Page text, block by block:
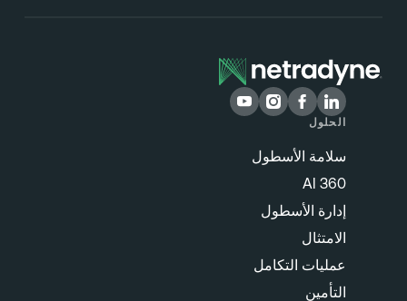
الحلول
سلامة الأسطول
إدارة الأسطول
الامتثال
عمليات التكامل
التأمين